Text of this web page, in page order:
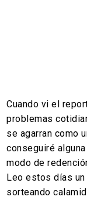
Cuando vi el
problemas
se agarran como
conseguiré
modo de
Leo estos días
sorteando